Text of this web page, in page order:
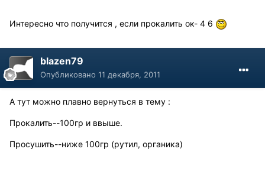
Интересно что получится , если прокалить ок- 4 6
blazen79
Опубликовано 11 декабря, 2011
А тут можно плавно вернуться в тему :
Прокалить--100гр и ввыше.
Просушить--ниже 100гр (рутил, органика)